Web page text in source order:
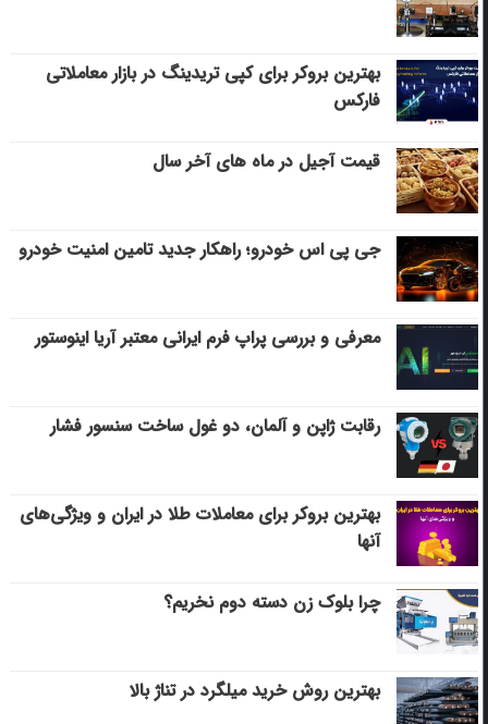
بهترین بروکر برای کپی‌ تریدینگ در بازار معاملاتی
فارکس
قیمت آجیل در ماه های آخر سال
جی پی اس خودرو؛ راهکار جدید تامین امنیت خودرو
معرفی و بررسی پراپ فرم ایرانی معتبر آریا اینوستور
رقابت ژاپن و آلمان، دو غول ساخت سنسور فشار
بهترین بروکر برای معاملات طلا در ایران و ویژگی‌های
آنها
چرا بلوک زن دسته دوم نخریم؟
بهترین روش خرید میلگرد در تناژ بالا